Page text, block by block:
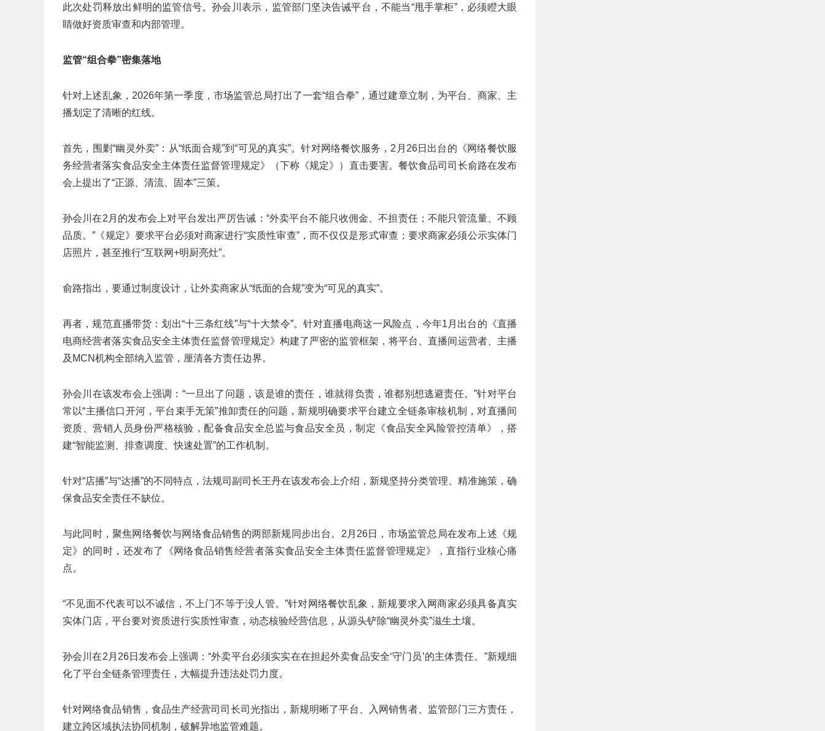
此次处罚释放出鲜明的监管信号。孙会川表示，监管部门坚决告诫平台，不能当“甩手掌柜”，必须瞪大眼
睛做好资质审查和内部管理。
监管“组合拳”密集落地
针对上述乱象，2026年第一季度，市场监管总局打出了一套“组合拳”，通过建章立制，为平台、商家、主
播划定了清晰的红线。
首先，围剿“幽灵外卖”：从“纸面合规”到“可见的真实”。针对网络餐饮服务，2月26日出台的《网络餐饮服
务经营者落实食品安全主体责任监督管理规定》（下称《规定》）直击要害。餐饮食品司司长俞路在发布
会上提出了“正源、清流、固本”三策。
孙会川在2月的发布会上对平台发出严厉告诫：“外卖平台不能只收佣金、不担责任；不能只管流量、不顾
品质。”《规定》要求平台必须对商家进行“实质性审查”，而不仅仅是形式审查；要求商家必须公示实体门
店照片，甚至推行“互联网+明厨亮灶”。
俞路指出，要通过制度设计，让外卖商家从“纸面的合规”变为“可见的真实”。
再者，规范直播带货：划出“十三条红线”与“十大禁令”。针对直播电商这一风险点，今年1月出台的《直播
电商经营者落实食品安全主体责任监督管理规定》构建了严密的监管框架，将平台、直播间运营者、主播
及MCN机构全部纳入监管，厘清各方责任边界。
孙会川在该发布会上强调：“一旦出了问题，该是谁的责任，谁就得负责，谁都别想逃避责任。”针对平台
常以“主播信口开河，平台束手无策”推卸责任的问题，新规明确要求平台建立全链条审核机制，对直播间
资质、营销人员身份严格核验，配备食品安全总监与食品安全员，制定《食品安全风险管控清单》，搭
建“智能监测、排查调度、快速处置”的工作机制。
针对“店播”与“达播”的不同特点，法规司副司长王丹在该发布会上介绍，新规坚持分类管理、精准施策，确
保食品安全责任不缺位。
与此同时，聚焦网络餐饮与网络食品销售的两部新规同步出台。2月26日，市场监管总局在发布上述《规
定》的同时，还发布了《网络食品销售经营者落实食品安全主体责任监督管理规定》，直指行业核心痛
点。
“不见面不代表可以不诚信，不上门不等于没人管。”针对网络餐饮乱象，新规要求入网商家必须具备真实
实体门店，平台要对资质进行实质性审查，动态核验经营信息，从源头铲除“幽灵外卖”滋生土壤。
孙会川在2月26日发布会上强调：“外卖平台必须实实在在担起外卖食品安全‘守门员’的主体责任。”新规细
化了平台全链条管理责任，大幅提升违法处罚力度。
针对网络食品销售，食品生产经营司司长司光指出，新规明晰了平台、入网销售者、监管部门三方责任，
建立跨区域执法协同机制，破解异地监管难题。